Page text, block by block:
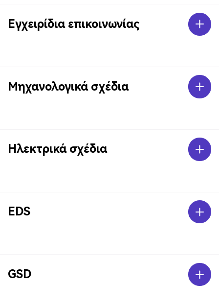
Εγχειρίδια επικοινωνίας
Μηχανολογικά σχέδια
Ηλεκτρικά σχέδια
EDS
GSD